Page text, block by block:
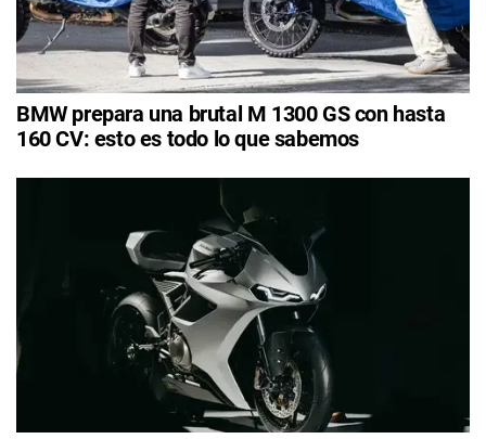
BMW prepara una brutal M 1300 GS con hasta
160 CV: esto es todo lo que sabemos